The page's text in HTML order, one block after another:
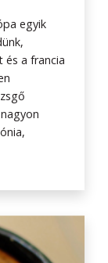
egyik
és a francia